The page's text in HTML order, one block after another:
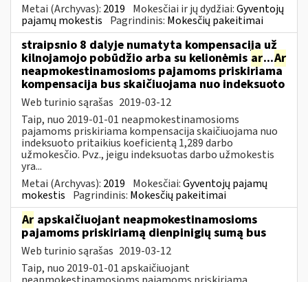
Metai (Archyvas): 2019 Mokesčiai ir jų dydžiai:Gyventojų
pajamų mokestis Pagrindinis: Mokesčių pakeitimai
straipsnio 8 dalyje numatyta kompensacija už
kilnojamojo pobūdžio arba su kelionėmis ar...Ar
neapmokestinamosioms pajamoms priskiriama
kompensacija bus skaičiuojama nuo indeksuoto
Web turinio sąrašas 2019-03-12
Taip, nuo 2019-01-01 neapmokestinamosioms
pajamoms priskiriama kompensacija skaičiuojama nuo
indeksuoto pritaikius koeficientą 1,289 darbo
užmokesčio. Pvz., jeigu indeksuotas darbo užmokestis
yra...
Metai (Archyvas): 2019 Mokesčiai:Gyventojų pajamų
mokestis Pagrindinis: Mokesčių pakeitimai
Ar apskaičiuojant neapmokestinamosioms
pajamoms priskiriamą dienpinigių sumą bus
Web turinio sąrašas 2019-03-12
Taip, nuo 2019-01-01 apskaičiuojant